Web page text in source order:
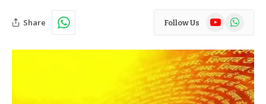
Share Follow Us YouTubeWhatsApp